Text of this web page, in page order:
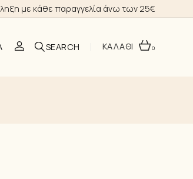
με κάθε παραγγελία άνω των 25€
ΚΑΛΑΘΙ 0